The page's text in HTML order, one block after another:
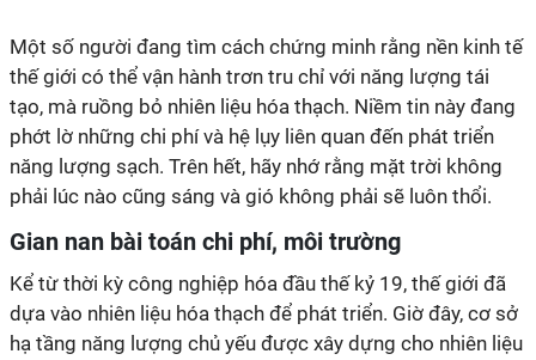
Một số người đang tìm cách chứng minh rằng nền kinh tế
thế giới có thể vận hành trơn tru chỉ với năng lượng tái
tạo, mà ruồng bỏ nhiên liệu hóa thạch. Niềm tin này đang
phớt lờ những chi phí và hệ lụy liên quan đến phát triển
năng lượng sạch. Trên hết, hãy nhớ rằng mặt trời không
phải lúc nào cũng sáng và gió không phải sẽ luôn thổi.
Gian nan bài toán chi phí, môi trường
Kể từ thời kỳ công nghiệp hóa đầu thế kỷ 19, thế giới đã
dựa vào nhiên liệu hóa thạch để phát triển. Giờ đây, cơ sở
hạ tầng năng lượng chủ yếu được xây dựng cho nhiên liệu